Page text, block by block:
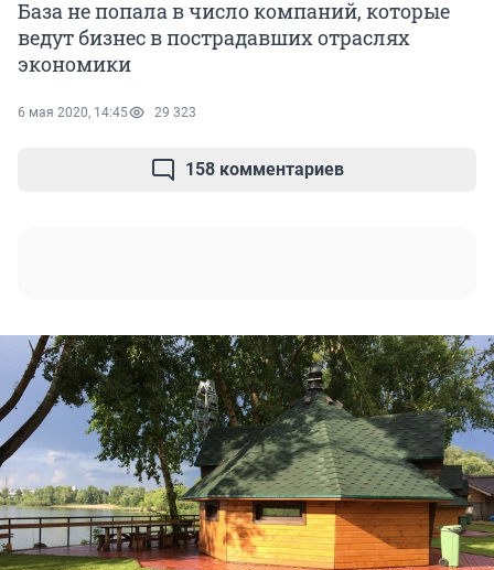
База не попала в число компаний, которые
ведут бизнес в пострадавших отраслях
экономики
6 мая 2020, 14:45 29 323
158 комментариев